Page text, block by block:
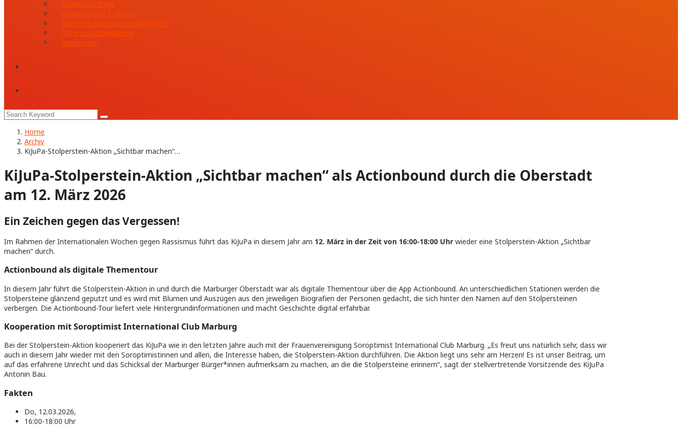
Anmeldeanfrage
Mitarbeit und Praktika
Barrierefreiheit des Webauftritts
Datenschutzerklärung
Impressum
Home
Archiv
KiJuPa-Stolperstein-Aktion „Sichtbar machen“…
KiJuPa-Stolperstein-Aktion „Sichtbar machen“ als Actionbound durch die Oberstadt
am 12. März 2026
Ein Zeichen gegen das Vergessen!
Im Rahmen der Internationalen Wochen gegen Rassismus führt das KiJuPa in diesem Jahr am 12. März in der Zeit von 16:00-18:00 Uhr wieder eine Stolperstein-Aktion „Sichtbar
machen“ durch.
Actionbound als digitale Thementour
In diesem Jahr führt die Stolperstein-Aktion in und durch die Marburger Oberstadt war als digitale Thementour über die App Actionbound. An unterschiedlichen Stationen werden die
Stolpersteine glänzend geputzt und es wird mit Blumen und Auszügen aus den jeweiligen Biografien der Personen gedacht, die sich hinter den Namen auf den Stolpersteinen
verbergen. Die Actionbound-Tour liefert viele Hintergrundinformationen und macht Geschichte digital erfahrbar.
Kooperation mit Soroptimist International Club Marburg
Bei der Stolperstein-Aktion kooperiert das KiJuPa wie in den letzten Jahre auch mit der Frauenvereinigung Soroptimist International Club Marburg. „Es freut uns natürlich sehr, dass wir
auch in diesem Jahr wieder mit den Soroptimistinnen und allen, die Interesse haben, die Stolperstein-Aktion durchführen. Die Aktion liegt uns sehr am Herzen! Es ist unser Beitrag, um
auf das erfahrene Unrecht und das Schicksal der Marburger Bürger*innen aufmerksam zu machen, an die die Stolpersteine erinnern“, sagt der stellvertretende Vorsitzende des KiJuPa
Antonin Bau.
Fakten
Do, 12.03.2026,
16:00-18:00 Uhr